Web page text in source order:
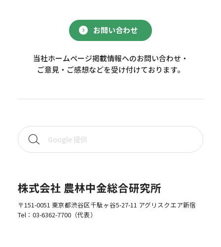
お問い合わせ
当社ホームページ掲載情報へのお問い合わせ・
ご意見・ご感想などを受け付けております。
株式会社 農林中金総合研究所
〒151-0051 東京都渋谷区千駄ヶ谷5-27-11 アグリスクエア新宿
Tel： 03-6362-7700（代表）